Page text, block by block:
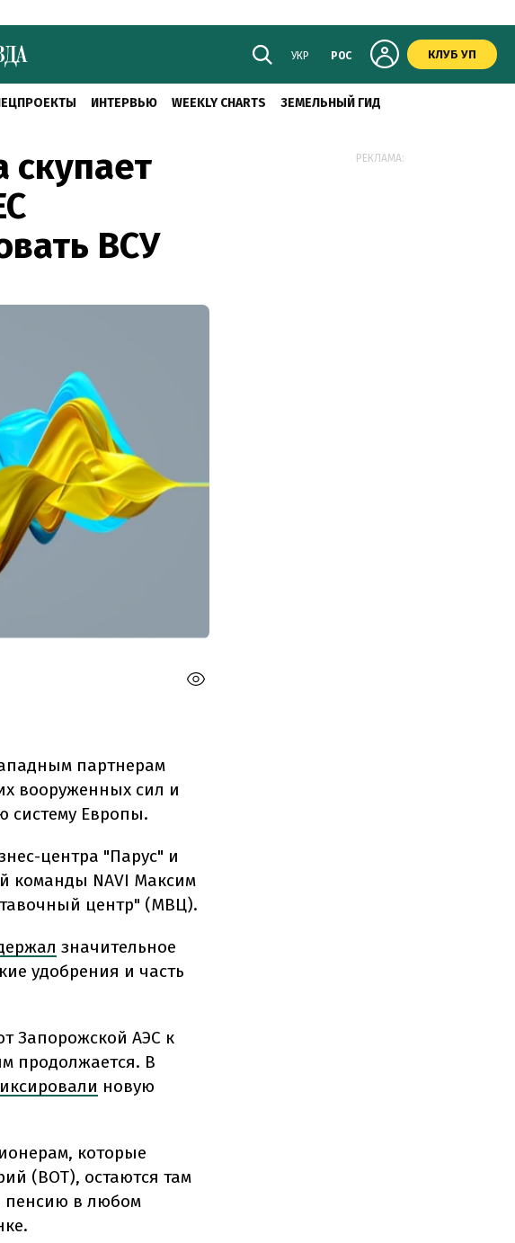
УКР РОС КЛУБ УП
ИНТЕРВЬЮ WEEKLY CHARTS ЗЕМЕЛЬНЫЙ ГИД
скупает
ВСУ
партнерам
вооруженных сил и
систему Европы.
центра "Парус" и
команды NAVI Максим
центр" (МВЦ).
значительное
удобрения и часть
Запорожской АЭС к
продолжается. В
новую
которые
(ВОТ), остаются там
пенсию в любом
РЕКЛАМА: